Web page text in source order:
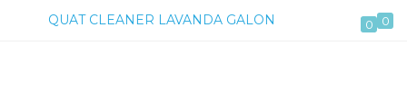
QUAT CLEANER LAVANDA GALON 0 0
ACCESO